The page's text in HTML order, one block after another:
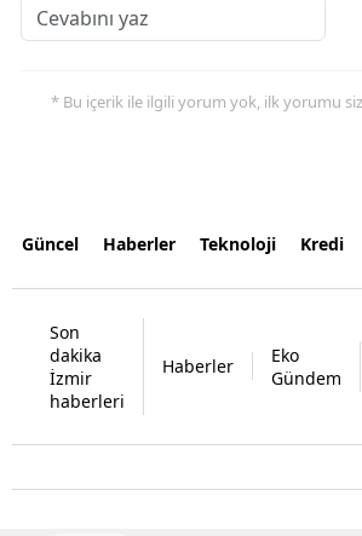
* Bu içerik ile ilgili yorum yok, ilk yorumu siz
Güncel Haberler Teknoloji Kredi
Son
dakika
İzmir
haberleri
Haberler
Eko
Gündem